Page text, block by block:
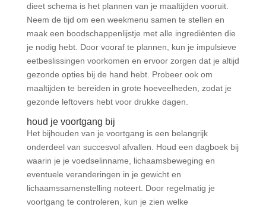
dieet schema is het plannen van je maaltijden vooruit.
Neem de tijd om een weekmenu samen te stellen en
maak een boodschappenlijstje met alle ingrediënten die
je nodig hebt. Door vooraf te plannen, kun je impulsieve
eetbeslissingen voorkomen en ervoor zorgen dat je altijd
gezonde opties bij de hand hebt. Probeer ook om
maaltijden te bereiden in grote hoeveelheden, zodat je
gezonde leftovers hebt voor drukke dagen.
houd je voortgang bij
Het bijhouden van je voortgang is een belangrijk
onderdeel van succesvol afvallen. Houd een dagboek bij
waarin je je voedselinname, lichaamsbeweging en
eventuele veranderingen in je gewicht en
lichaamssamenstelling noteert. Door regelmatig je
voortgang te controleren, kun je zien welke